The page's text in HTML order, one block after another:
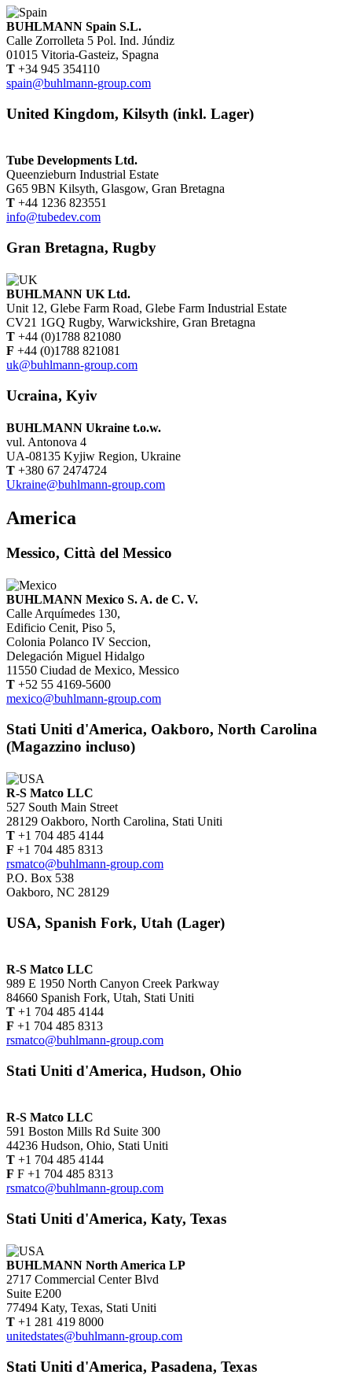
BUHLMANN Spain S.L.
Calle Zorrolleta 5 Pol. Ind. Júndiz
01015 Vitoria-Gasteiz, Spagna
T +34 945 354110
spain@buhlmann-group.com
United Kingdom, Kilsyth (inkl. Lager)
Tube Developments Ltd.
Queenzieburn Industrial Estate
G65 9BN Kilsyth, Glasgow, Gran Bretagna
T +44 1236 823551
info@tubedev.com
Gran Bretagna, Rugby
BUHLMANN UK Ltd.
Unit 12, Glebe Farm Road, Glebe Farm Industrial Estate
CV21 1GQ Rugby, Warwickshire, Gran Bretagna
T +44 (0)1788 821080
F +44 (0)1788 821081
uk@buhlmann-group.com
Ucraina, Kyiv
BUHLMANN Ukraine t.o.w.
vul. Antonova 4
UA-08135 Kyjiw Region, Ukraine
T +380 67 2474724
Ukraine@buhlmann-group.com
America
Messico, Città del Messico
BUHLMANN Mexico S. A. de C. V.
Calle Arquímedes 130,
Edificio Cenit, Piso 5,
Colonia Polanco IV Seccion,
Delegación Miguel Hidalgo
11550 Ciudad de Mexico, Messico
T +52 55 4169-5600
mexico@buhlmann-group.com
Stati Uniti d'America, Oakboro, North Carolina
(Magazzino incluso)
R-S Matco LLC
527 South Main Street
28129 Oakboro, North Carolina, Stati Uniti
T +1 704 485 4144
F +1 704 485 8313
rsmatco@buhlmann-group.com
P.O. Box 538
Oakboro, NC 28129
USA, Spanish Fork, Utah (Lager)
R-S Matco LLC
989 E 1950 North Canyon Creek Parkway
84660 Spanish Fork, Utah, Stati Uniti
T +1 704 485 4144
F +1 704 485 8313
rsmatco@buhlmann-group.com
Stati Uniti d'America, Hudson, Ohio
R-S Matco LLC
591 Boston Mills Rd Suite 300
44236 Hudson, Ohio, Stati Uniti
T +1 704 485 4144
F F +1 704 485 8313
rsmatco@buhlmann-group.com
Stati Uniti d'America, Katy, Texas
BUHLMANN North America LP
2717 Commercial Center Blvd
Suite E200
77494 Katy, Texas, Stati Uniti
T +1 281 419 8000
unitedstates@buhlmann-group.com
Stati Uniti d'America, Pasadena, Texas